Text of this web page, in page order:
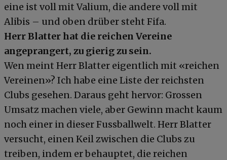
eine ist voll mit Valium, die andere voll mit
Alibis – und oben drüber steht Fifa.
Herr Blatter hat die reichen Vereine
angeprangert, zu gierig zu sein.
Wen meint Herr Blatter eigentlich mit «reichen
Vereinen»? Ich habe eine Liste der reichsten
Clubs gesehen. Daraus geht hervor: Grossen
Umsatz machen viele, aber Gewinn macht kaum
noch einer in dieser Fussballwelt. Herr Blatter
versucht, einen Keil zwischen die Clubs zu
treiben, indem er behauptet, die reichen